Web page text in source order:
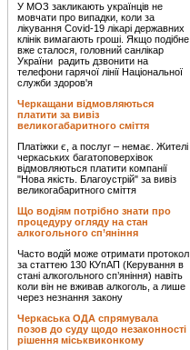
У МОЗ закликають українців не
мовчати про випадки, коли за
лікування Covid-19 лікарі державних
клінік вимагають гроші. Якщо подібне
вже сталося, головний санлікар
України радить дзвонити на
телефони гарячої лінії Національної
служби здоров'я
Черкащани відмовляються
платити за вивіз
великогабаритного сміття
Платіжки є, а послуг – немає. Жителі
черкаських багатоповерхівок
відмовляються платити компанії
"Нова якість. Благоустрій" за вивіз
великогабаритного сміття
Що водіям потрібно знати про
процедуру огляду на стан
алкогольного сп’яніння
Часто водій може отримати протокол
за статтею 130 КУпАП (Керування в
стані алкогольного сп’яніння) навіть
коли він не вживав алкоголь, а лише
через незнання закону
Черкаська ОДА спрямувала
позов до суду щодо незаконності
рішення міськвиконкому